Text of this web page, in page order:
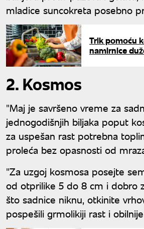
mladice suncokreta posebno
Trik pomoću
namirnice
2. Kosmos
"Maj je savršeno vreme za
jednogodišnjih biljaka poput
za uspešan rast potrebna
proleća bez opasnosti od
"Za uzgoj kosmosa posejte
od otprilike 5 do 8 cm i dobro
što sadnice niknu, otkinite
pospešili grmolikiji rast i